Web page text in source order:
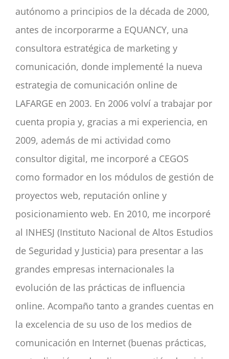
autónomo a principios de la década de 2000,
antes de incorporarme a EQUANCY, una
consultora estratégica de marketing y
comunicación, donde implementé la nueva
estrategia de comunicación online de
LAFARGE en 2003. En 2006 volví a trabajar por
cuenta propia y, gracias a mi experiencia, en
2009, además de mi actividad como
consultor digital, me incorporé a CEGOS
como formador en los módulos de gestión de
proyectos web, reputación online y
posicionamiento web. En 2010, me incorporé
al INHESJ (Instituto Nacional de Altos Estudios
de Seguridad y Justicia) para presentar a las
grandes empresas internacionales la
evolución de las prácticas de influencia
online. Acompaño tanto a grandes cuentas en
la excelencia de su uso de los medios de
comunicación en Internet (buenas prácticas,